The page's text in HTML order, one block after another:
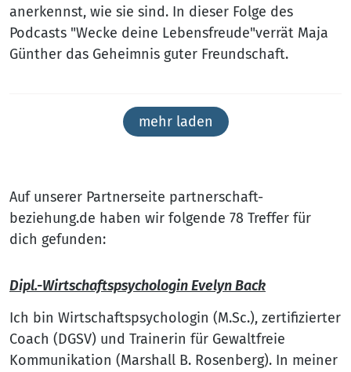
anerkennst, wie sie sind. In dieser Folge des
Podcasts "Wecke deine Lebensfreude"verrät Maja
Günther das Geheimnis guter Freundschaft.
mehr laden
Auf unserer Partnerseite partnerschaft-
beziehung.de haben wir folgende 78 Treffer für
dich gefunden:
Dipl.-Wirtschaftspsychologin Evelyn Back
Ich bin Wirtschaftspsychologin (M.Sc.), zertifizierter
Coach (DGSV) und Trainerin für Gewaltfreie
Kommunikation (Marshall B. Rosenberg). In meiner